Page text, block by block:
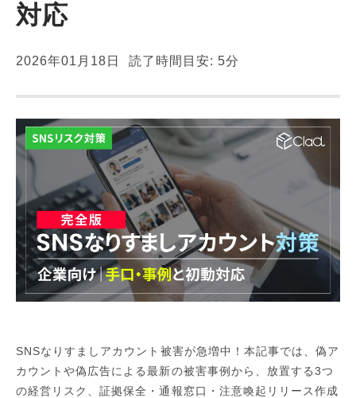
対応
2026年01月18日 読了時間目安: 5分
SNSなりすましアカウント被害が急増中！本記事では、偽ア
カウントや偽広告による最新の被害事例から、放置する3つ
の経営リスク、証拠保全・通報窓口・注意喚起リリース作成